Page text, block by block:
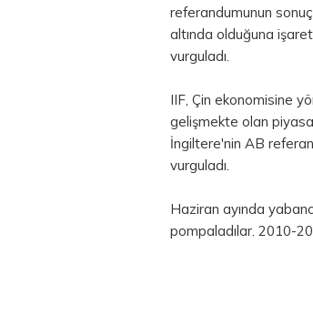
referandumunun
altında olduğuna
vurguladı.
IIF, Çin ekonomisine
gelişmekte olan
İngiltere'nin AB
vurguladı.
Haziran ayında
pompaladılar. 2010-